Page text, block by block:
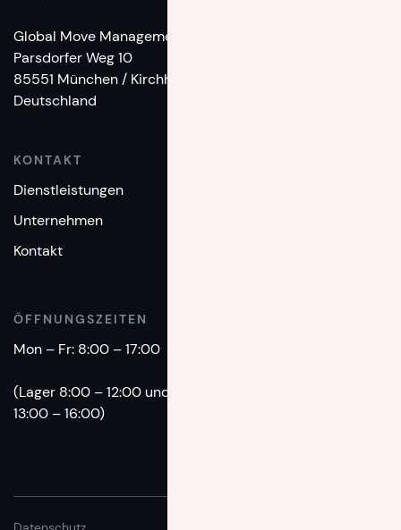
Global Move Management
Parsdorfer Weg 10
85551 München / Kirchheim
Deutschland
KONTAKT
Dienstleistungen
Unternehmen
Kontakt
ÖFFNUNGSZEITEN
Mon – Fr: 8:00 – 17:00
(Lager 8:00 – 12:00 und
13:00 – 16:00)